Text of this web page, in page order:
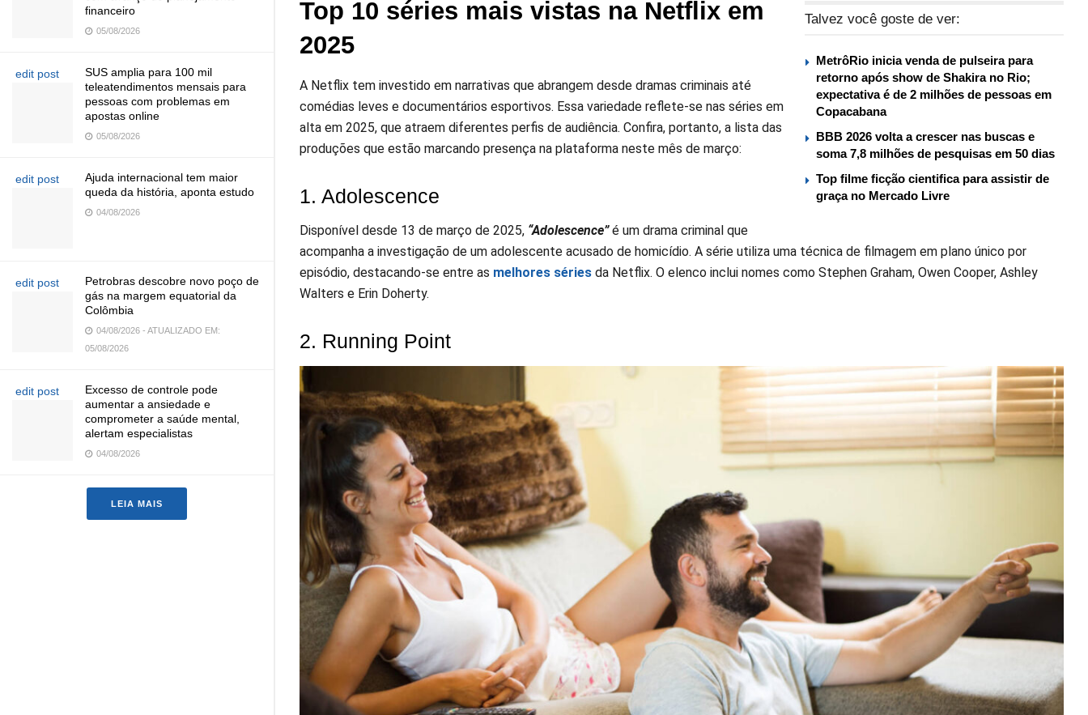
financeiro
05/08/2026
edit post
SUS amplia para 100 mil
teleatendimentos mensais para
pessoas com problemas em
apostas online
05/08/2026
edit post
Ajuda internacional tem maior
queda da história, aponta estudo
04/08/2026
edit post
Petrobras descobre novo poço de
gás na margem equatorial da
Colômbia
04/08/2026 - ATUALIZADO EM:
05/08/2026
edit post
Excesso de controle pode
aumentar a ansiedade e
comprometer a saúde mental,
alertam especialistas
04/08/2026
LEIA MAIS
Talvez você goste de ver:
MetrôRio inicia venda de pulseira para
retorno após show de Shakira no Rio;
expectativa é de 2 milhões de pessoas em
Copacabana
BBB 2026 volta a crescer nas buscas e
soma 7,8 milhões de pesquisas em 50 dias
Top filme ficção cientifica para assistir de
graça no Mercado Livre
Top 10 séries mais vistas na Netflix em
2025
A Netflix tem investido em narrativas que abrangem desde dramas criminais até
comédias leves e documentários esportivos. Essa variedade reflete-se nas séries em
alta em 2025, que atraem diferentes perfis de audiência. Confira, portanto, a lista das
produções que estão marcando presença na plataforma neste mês de março:
1. Adolescence
Disponível desde 13 de março de 2025, “Adolescence”é um drama criminal que
acompanha a investigação de um adolescente acusado de homicídio. A série utiliza uma técnica de filmagem em plano único por
episódio, destacando-se entre as melhores séries da Netflix. O elenco inclui nomes como Stephen Graham, Owen Cooper, Ashley
Walters e Erin Doherty.
2. Running Point